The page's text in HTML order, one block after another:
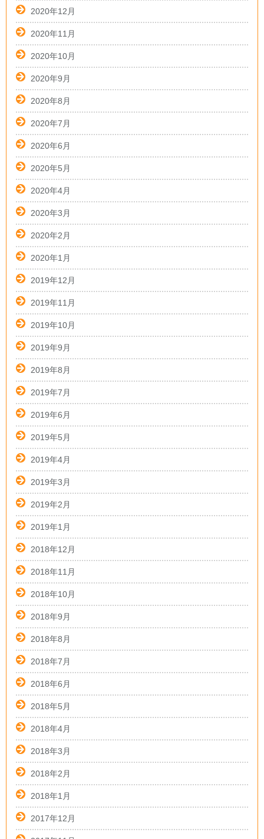
2020年12月
2020年11月
2020年10月
2020年9月
2020年8月
2020年7月
2020年6月
2020年5月
2020年4月
2020年3月
2020年2月
2020年1月
2019年12月
2019年11月
2019年10月
2019年9月
2019年8月
2019年7月
2019年6月
2019年5月
2019年4月
2019年3月
2019年2月
2019年1月
2018年12月
2018年11月
2018年10月
2018年9月
2018年8月
2018年7月
2018年6月
2018年5月
2018年4月
2018年3月
2018年2月
2018年1月
2017年12月